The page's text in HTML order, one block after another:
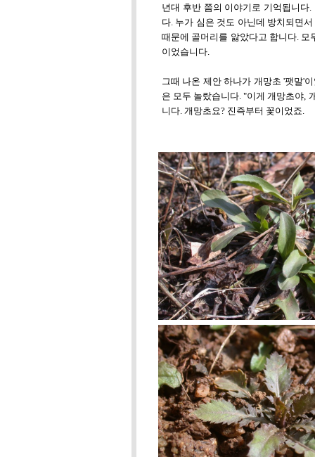
년대 후반 쯤의 이야기로 기억됩니다
다. 누가 심은 것도 아닌데 방치되면
때문에 골머리를 앓았다고 합니다.
이었습니다.
그때 나온 제안 하나가 개망초 '팻말'
은 모두 놀랐습니다. "이게 개망초야,
니다. 개망초요? 진즉부터 꽃이었죠.